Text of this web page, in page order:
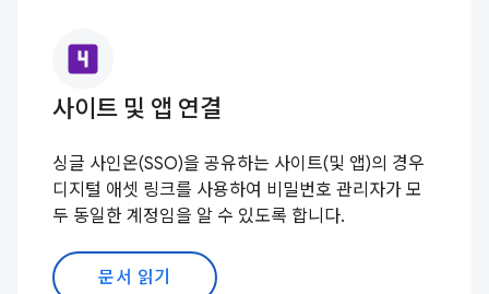
looks_4
사이트 및 앱 연결
싱글 사인온(SSO)을 공유하는 사이트(및 앱)의 경우
디지털 애셋 링크를 사용하여 비밀번호 관리자가 모
두 동일한 계정임을 알 수 있도록 합니다.
문서 읽기